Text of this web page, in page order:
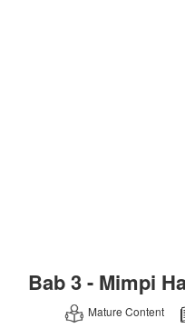
Bab 3 - Mimpi
Mature Content